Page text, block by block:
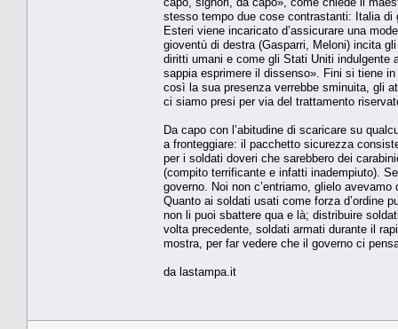
stesso tempo due cose contrastanti: Italia
Esteri viene incaricato d’assicurare una
gioventù di destra (Gasparri, Meloni) incita
diritti umani e come gli Stati Uniti indulgente
sappia esprimere il dissenso». Fini si tiene
così la sua presenza verrebbe sminuita, gli
ci siamo presi per via del trattamento
Da capo con l’abitudine di scaricare su
a fronteggiare: il pacchetto sicurezza
per i soldati doveri che sarebbero dei
(compito terrificante e infatti inadempiuto).
governo. Noi non c’entriamo, glielo
Quanto ai soldati usati come forza d’ordine
non li puoi sbattere qua e là; distribuire
volta precedente, soldati armati durante il
mostra, per far vedere che il governo ci
da lastampa.it